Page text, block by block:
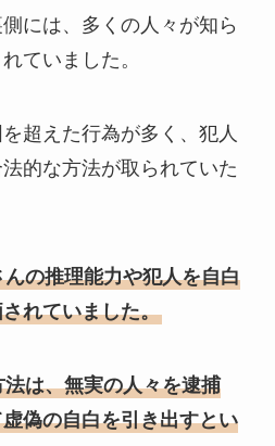
には、多くの人々が知ら
ていました。
超えた行為が多く、犯人
的な方法が取られていた
の推理能力や犯人を自白
れていました。
は、無実の人々を逮捕
偽の自白を引き出すとい